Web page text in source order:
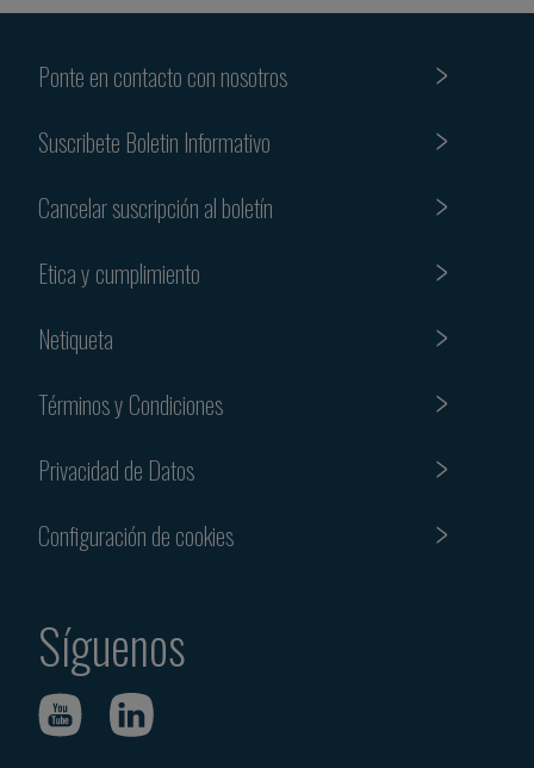
Ponte en contacto con nosotros
Suscribete Boletin Informativo
Cancelar suscripción al boletín
Etica y cumplimiento
Netiqueta
Términos y Condiciones
Privacidad de Datos
Configuración de cookies
Síguenos